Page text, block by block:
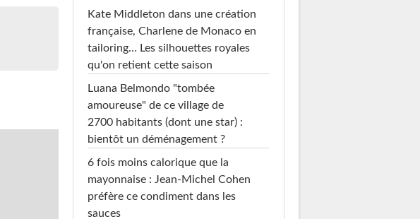
Kate Middleton dans une création
française, Charlene de Monaco en
tailoring… Les silhouettes royales
qu'on retient cette saison
Luana Belmondo "tombée
amoureuse" de ce village de
2700 habitants (dont une star) :
bientôt un déménagement ?
6 fois moins calorique que la
mayonnaise : Jean-Michel Cohen
préfère ce condiment dans les
sauces